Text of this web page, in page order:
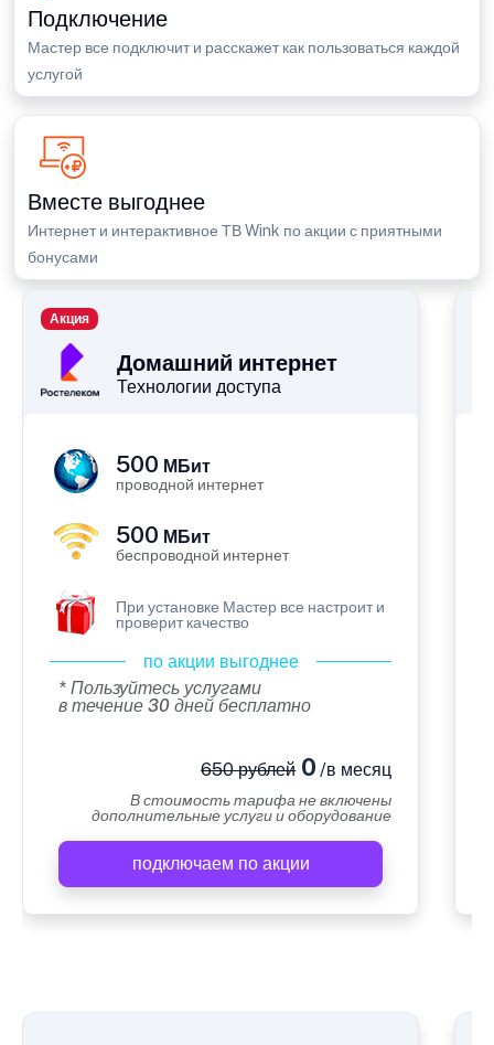
Подключение
Мастер все подключит и расскажет как пользоваться каждой
услугой
Вместе выгоднее
Интернет и интерактивное ТВ Wink по акции с приятными
бонусами
Домашний интернет
Технологии доступа
Акция
500 МБит
проводной интернет
500 МБит
беспроводной интернет
При установке Мастер все настроит и
проверит качество
по акции выгоднее
* Пользуйтесь услугами
в течение 30 дней бесплатно
650 рублей0 /в месяц
В стоимость тарифа не включены
дополнительные услуги и оборудование
подключаем по акции